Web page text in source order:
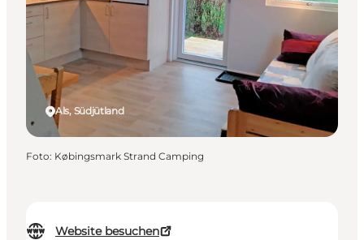
Website besuchen
Als, Südjütland
Foto: Købingsmark Strand Camping